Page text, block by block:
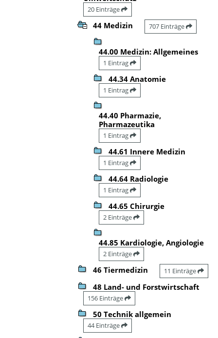
20 Einträge
44 Medizin 707 Einträge
44.00 Medizin: Allgemeines
1 Eintrag
44.34 Anatomie
1 Eintrag
44.40 Pharmazie,
Pharmazeutika
1 Eintrag
44.61 Innere Medizin
1 Eintrag
44.64 Radiologie
1 Eintrag
44.65 Chirurgie
2 Einträge
44.85 Kardiologie, Angiologie
2 Einträge
46 Tiermedizin 11 Einträge
48 Land- und Forstwirtschaft
156 Einträge
50 Technik allgemein
44 Einträge